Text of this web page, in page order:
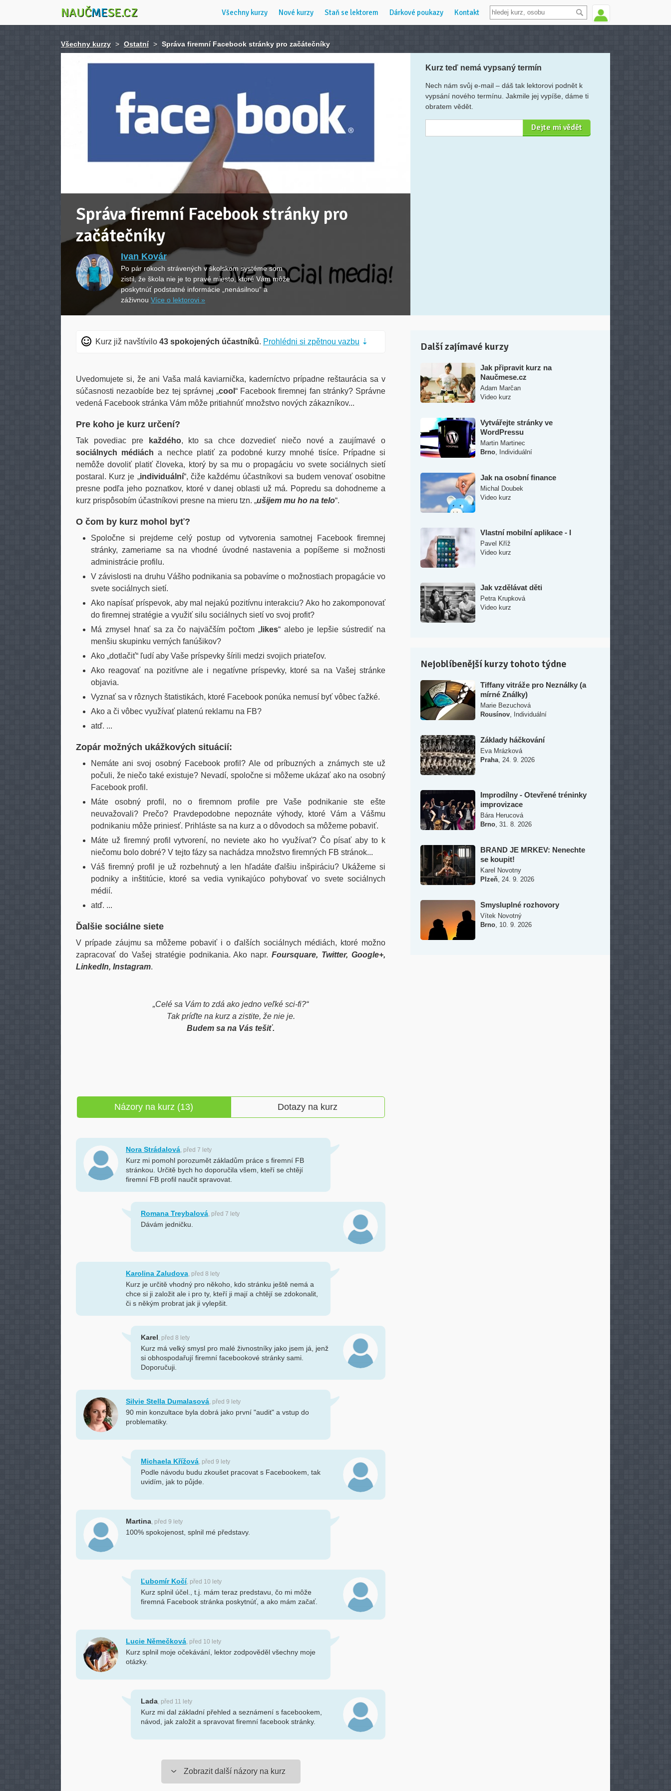
NAUČMESE.CZ Všechny kurzy Nové kurzy Staň se lektorem Dárkové poukazy Kontakt
Všechny kurzy > Ostatní > Správa firemní Facebook stránky pro začátečníky
Správa firemní Facebook stránky pro
začátečníky
Ivan Kovár
Po pár rokoch strávených v školskom systéme som
zistil, že škola nie je to pravé miesto, ktoré Vám môže
poskytnúť podstatné informácie „nenásilnou“ a
záživnou Více o lektorovi »
Kurz teď nemá vypsaný termín
Nech nám svůj e-mail – dáš tak lektorovi podnět k
vypsání nového termínu. Jakmile jej vypíše, dáme ti
obratem vědět.
Kurz již navštívilo 43 spokojených účastníků. Prohlédni si zpětnou vazbu ⇣
Uvedomujete si, že ani Vaša malá kaviarnička, kaderníctvo prípadne reštaurácia sa v
súčasnosti nezaobíde bez tej správnej „cool “ Facebook firemnej fan stránky? Správne
vedená Facebook stránka Vám môže pritiahnúť množstvo nových zákazníkov...
Pre koho je kurz určení?
Tak povediac pre každého, kto sa chce dozvedieť niečo nové a zaujímavé o
sociálnych médiách a nechce platiť za podobné kurzy mnohé tisíce. Prípadne si
nemôže dovoliť platiť človeka, ktorý by sa mu o propagáciu vo svete sociálnych sietí
postaral. Kurz je „individuální“, čiže každému účastníkovi sa budem venovať osobitne
presne podľa jeho poznatkov, ktoré v danej oblasti už má. Popredu sa dohodneme a
kurz prispôsobím účastníkovi presne na mieru tzn. „ušijem mu ho na telo“.
O čom by kurz mohol byť?
Spoločne si prejdeme celý postup od vytvorenia samotnej Facebook firemnej
stránky, zameriame sa na vhodné úvodné nastavenia a popíšeme si možnosti
administrácie profilu.
V závislosti na druhu Vášho podnikania sa pobavíme o možnostiach propagácie vo
svete sociálnych sietí.
Ako napísať príspevok, aby mal nejakú pozitívnu interakciu? Ako ho zakomponovať
do firemnej stratégie a využiť silu sociálnych sietí vo svoj profit?
Má zmysel hnať sa za čo najväčším počtom „likes“ alebo je lepšie sústrediť na
menšiu skupinku verných fanúšikov?
Ako „dotlačiť“ ľudí aby Vaše príspevky šírili medzi svojich priateľov.
Ako reagovať na pozitívne ale i negatívne príspevky, ktoré sa na Vašej stránke
objavia.
Vyznať sa v rôznych štatistikách, ktoré Facebook ponúka nemusí byť vôbec ťažké.
Ako a či vôbec využívať platenú reklamu na FB?
atď. ...
Zopár možných ukážkových situácií:
Nemáte ani svoj osobný Facebook profil? Ale od príbuzných a známych ste už
počuli, že niečo také existuje? Nevadí, spoločne si môžeme ukázať ako na osobný
Facebook profil.
Máte osobný profil, no o firemnom profile pre Vaše podnikanie ste ešte
neuvažovali? Prečo? Pravdepodobne nepoznáte výhody, ktoré Vám a Vášmu
podnikaniu môže priniesť. Prihláste sa na kurz a o dôvodoch sa môžeme pobaviť.
Máte už firemný profil vytvorení, no neviete ako ho využívať? Čo písať aby to k
niečomu bolo dobré? V tejto fázy sa nachádza množstvo firemných FB stránok...
Váš firemný profil je už rozbehnutý a len hľadáte ďalšiu inšpiráciu? Ukážeme si
podniky a inštitúcie, ktoré sa vedia vynikajúco pohybovať vo svete sociálnych
médií.
atď. ...
Ďalšie sociálne siete
V prípade záujmu sa môžeme pobaviť i o ďalších sociálnych médiách, ktoré možno
zapracovať do Vašej stratégie podnikania. Ako napr.Foursquare, Twitter, Google+,
LinkedIn, Instagram.
„Celé sa Vám to zdá ako jedno veľké sci-fi?“
Tak príďte na kurz a zistite, že nie je.
Budem sa na Vás tešiť.
Názory na kurz (13) Dotazy na kurz
Nora Strádalová, před 7 lety
Kurz mi pomohl porozumět základům práce s firemní FB
stránkou. Určitě bych ho doporučila všem, kteří se chtějí
firemní FB profil naučit spravovat.
Romana Treybalová, před 7 lety
Dávám jedničku.
Karolina Zaludova, před 8 lety
Kurz je určitě vhodný pro někoho, kdo stránku ještě nemá a
chce si ji založit ale i pro ty, kteří ji mají a chtějí se zdokonalit,
či s někým probrat jak ji vylepšit.
Karel, před 8 lety
Kurz má velký smysl pro malé živnostníky jako jsem já, jenž
si obhospodařují firemní facebookové stránky sami.
Doporučuji.
Silvie Stella Dumalasová, před 9 lety
90 min konzultace byla dobrá jako první "audit" a vstup do
problematiky.
Michaela Křížová, před 9 lety
Podle návodu budu zkoušet pracovat s Facebookem, tak
uvidím, jak to půjde.
Martina, před 9 lety
100% spokojenost, splnil mé představy.
Ľubomír Kočí, před 10 lety
Kurz splnil účel., t.j. mám teraz predstavu, čo mi môže
firemná Facebook stránka poskytnúť, a ako mám začať.
Lucie Němečková, před 10 lety
Kurz splnil moje očekávání, lektor zodpověděl všechny moje
otázky.
Lada, před 11 lety
Kurz mi dal základní přehled a seznámení s facebookem,
návod, jak založit a spravovat firemní facebook stránky.
Zobrazit další názory na kurz
Další zajímavé kurzy
Jak připravit kurz na
Naučmese.cz
Adam Marčan
Video kurz
Vytvářejte stránky ve
WordPressu
Martin Martinec
Brno
Individuální
Jak na osobní finance
Michal Doubek
Video kurz
Vlastní mobilní aplikace - I
Pavel Kříž
Video kurz
Jak vzdělávat děti
Petra Krupková
Video kurz
Nejoblíbenější kurzy tohoto týdne
Tiffany vitráže pro Neználky (a
mírné Ználky)
Marie Bezuchová
Rousínov
Individuální
Základy háčkování
Eva Mrázková
Praha 24. 9. 2026
Improdílny - Otevřené tréninky
improvizace
Bára Herucová
Brno 31. 8. 2026
BRAND JE MRKEV: Nenechte
se koupit!
Karel Novotny
Plzeň 24. 9. 2026
Smysluplné rozhovory
Vítek Novotný
Brno 10. 9. 2026